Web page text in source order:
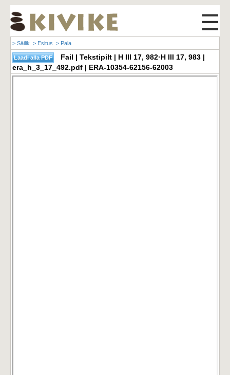
☰
> Säilik > Esitus > Pala
Fail | Tekstipilt | H III 17, 982·H III 17, 983 |
era_h_3_17_492.pdf | ERA-10354-62156-62003